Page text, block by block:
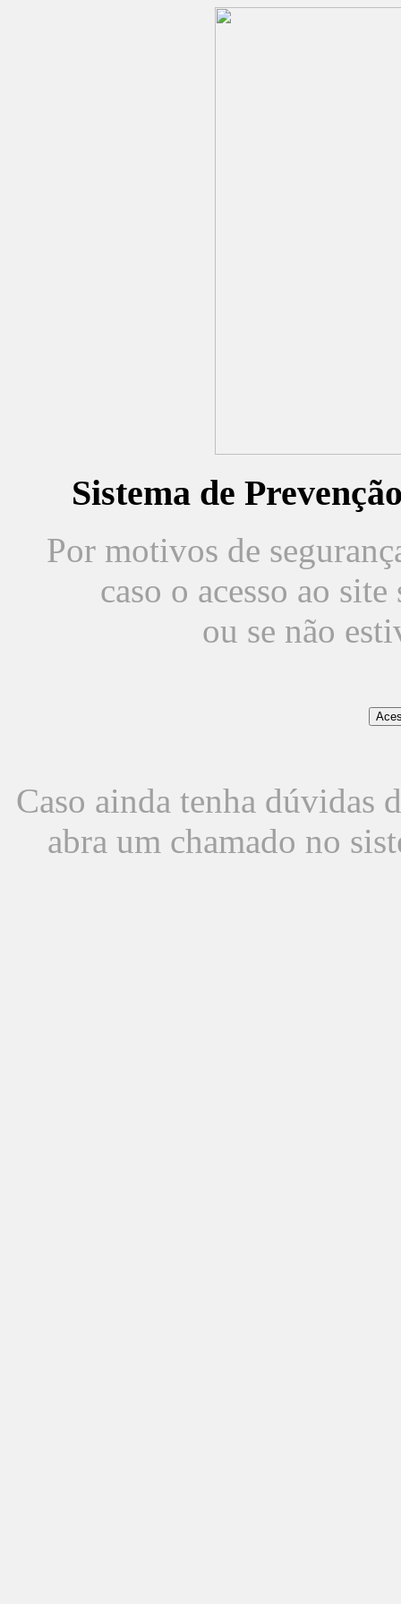
Sistema de
Por motivos de
caso o acesso ao
ou se não
Caso ainda tenha dúvidas
abra um chamado no